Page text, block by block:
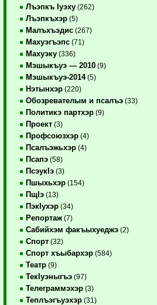
Лъэпкъ Iуэху (262)
Лъэпкъхэр (5)
Малъхъэдис (267)
Махуэгъэпс (71)
Махуэку (336)
Мэшыкъуэ — 2010 (9)
Мэшыкъуэ-2014(5)
Нэтынхэр (220)
Обозревателым и псалъэ (33)
Политикэ партхэр (9)
Проект (3)
Профсоюзхэр (4)
Псалъэжьхэр (4)
Псапэ (58)
ПсэукIэ (3)
Пшыхьхэр (154)
ПщIэ (13)
ПэкIухэр (34)
Репортаж (7)
Сабийхэм факъыхуеджэ (2)
Спорт (32)
Спорт хъыбархэр (584)
Театр (9)
ТекIуэныгъэ (97)
Телеграммэхэр (3)
Теплъэгъуэхэр (31)